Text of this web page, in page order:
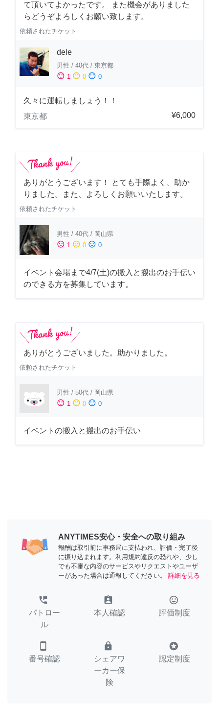
て頂いてよかったです。 また機会がありました
らどうぞよろしくお願い致します。
依頼されたチケット
dele
男性 / 40代 / 東京都
sentiment_satisfied 1 sentiment_neutral 0 sentiment_dissatisfied 0
久々に運転しましょう！！
東京都
¥6,000
ありがとうございます！ とても手際よく、助か
りました。また、よろしくお願いいたします。
依頼されたチケット
男性 / 40代 / 岡山県
sentiment_satisfied 1 sentiment_neutral 0 sentiment_dissatisfied 0
イベント会場まで4/7(土)の搬入と搬出のお手伝い
のできる方を募集しています。
ありがとうございました。助かりました。
依頼されたチケット
男性 / 50代 / 岡山県
sentiment_satisfied 1 sentiment_neutral 0 sentiment_dissatisfied 0
イベントの搬入と搬出のお手伝い
ANYTIMES安心・安全への取り組み
報酬は取引前に事務局に支払われ、評価・完了後
に振り込まれます。利用規約違反の恐れや、少し
でも不審な内容のサービスやリクエストやユーザ
ーがあった場合は通報してください。
詳細を見る
perm_phone_msg
パトロー
ル
assignment_ind
本人確認
tag_faces
評価制度
smartphone
番号確認
lock
シェアワ
ーカー保
険
stars
認定制度